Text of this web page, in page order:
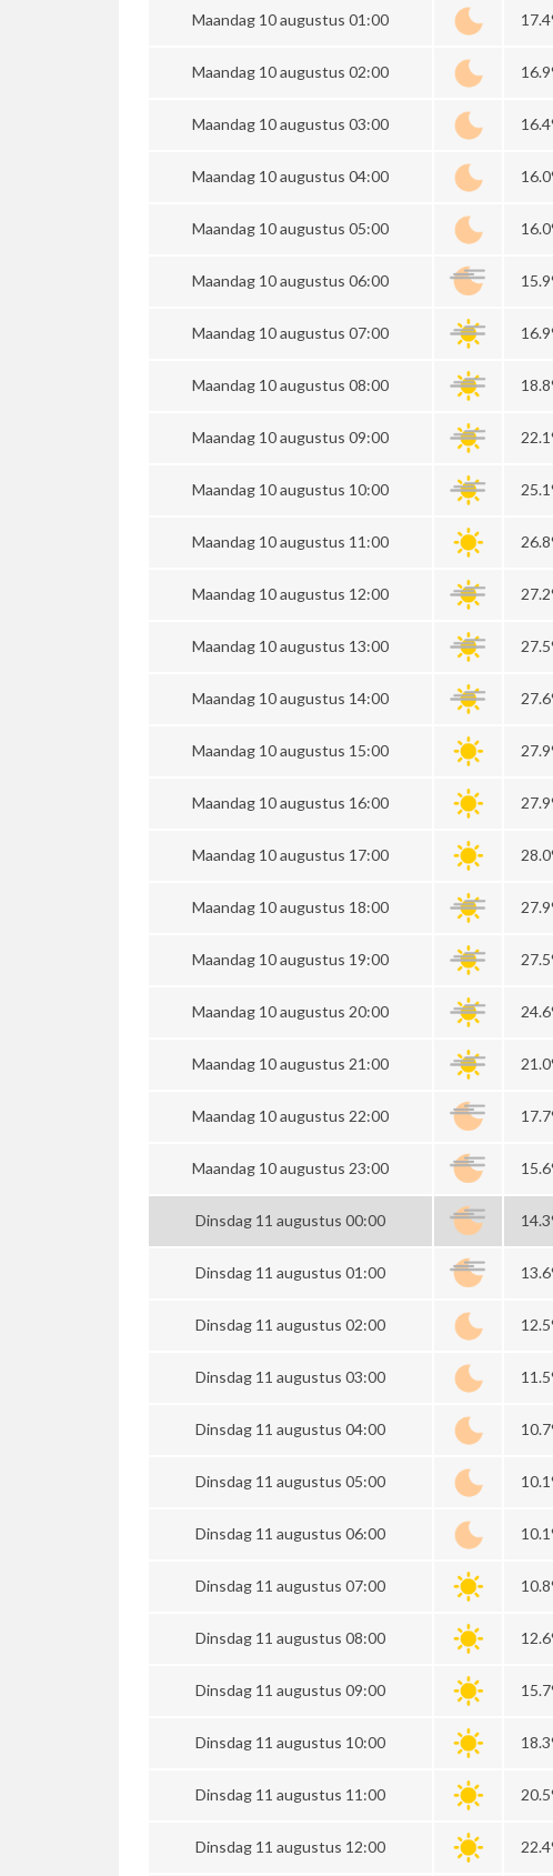
Maandag 10 augustus 01:00
Maandag 10 augustus 02:00
Maandag 10 augustus 03:00
Maandag 10 augustus 04:00
Maandag 10 augustus 05:00
Maandag 10 augustus 06:00
Maandag 10 augustus 07:00
Maandag 10 augustus 08:00
Maandag 10 augustus 09:00
Maandag 10 augustus 10:00
Maandag 10 augustus 11:00
Maandag 10 augustus 12:00
Maandag 10 augustus 13:00
Maandag 10 augustus 14:00
Maandag 10 augustus 15:00
Maandag 10 augustus 16:00
Maandag 10 augustus 17:00
Maandag 10 augustus 18:00
Maandag 10 augustus 19:00
Maandag 10 augustus 20:00
Maandag 10 augustus 21:00
Maandag 10 augustus 22:00
Maandag 10 augustus 23:00
Dinsdag 11 augustus 00:00
Dinsdag 11 augustus 01:00
Dinsdag 11 augustus 02:00
Dinsdag 11 augustus 03:00
Dinsdag 11 augustus 04:00
Dinsdag 11 augustus 05:00
Dinsdag 11 augustus 06:00
Dinsdag 11 augustus 07:00
Dinsdag 11 augustus 08:00
Dinsdag 11 augustus 09:00
Dinsdag 11 augustus 10:00
Dinsdag 11 augustus 11:00
Dinsdag 11 augustus 12:00